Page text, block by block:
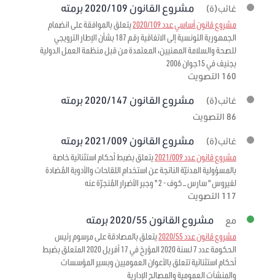
غائب(ة) مشروع القانون 2020/109 برمته
مشروع قانون أساسي عدد 2020/109
يتعلق بالموافقة على انضمام
الجمهورية التونسية إلى الاتفاقية رقم 187 بشأن الإطار الترويجي
للصحة والسلامة المهنيين، المعتمدة من قبل منظمة العمل الدولية
بجنيف في 15جوان 2006
160 التصويت
غائب(ة) مشروع القانون 2020/147 برمته
86 التصويت
غائب(ة) مشروع القانون 2021/009 برمته
مشروع قانون عدد 2021/009
يتعلق بضبط أحكام استثنائية خاصة
بالمسؤولية المدنيّة الناتجة عن استخدام اللقاحات والأدوية المُضادة
لفيروس " سارس – كوف - 2 " وجبر الأضرار المُنجرّة عنه
117 التصويت
مع مشروع القانون 2020/55 برمته
مشروع قانون عدد 2020/55
يتعلق بالمصادقة على مرسوم رئيس
الحكومة عدد 7 لسنة 2020 المؤرخ في 17 أفريل 2020 المتعلق بضبط
أحكام استثنائية تتعلق بالأعوان العموميين وبسير المؤسسات
والمنشآت العمومية والمصالح الإدارية